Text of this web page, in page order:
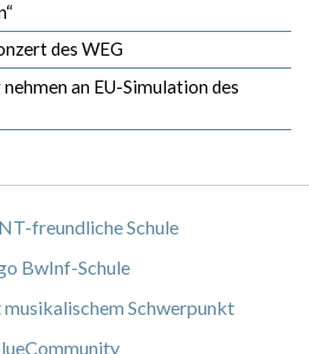
des WEG
an EU-Simulation des